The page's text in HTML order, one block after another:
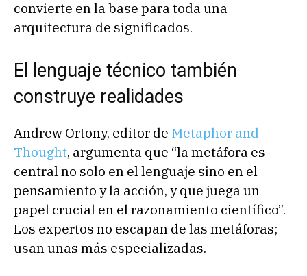
convierte en la base para toda una
arquitectura de significados.
El lenguaje técnico también
construye realidades
Andrew Ortony, editor de Metaphor and
Thought, argumenta que “la metáfora es
central no solo en el lenguaje sino en el
pensamiento y la acción, y que juega un
papel crucial en el razonamiento científico”.
Los expertos no escapan de las metáforas;
usan unas más especializadas.